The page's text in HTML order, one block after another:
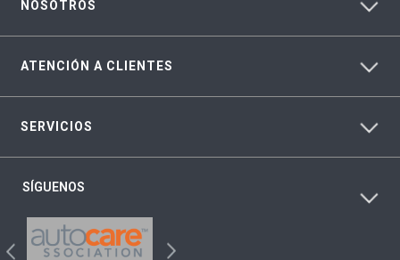
NOSOTROS
ATENCIÓN A CLIENTES
SERVICIOS
SÍGUENOS